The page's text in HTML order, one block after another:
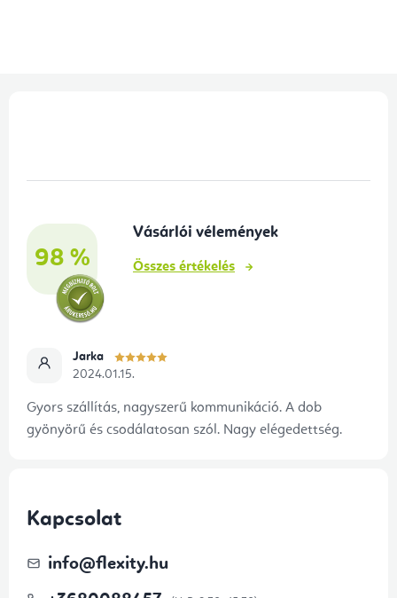
98 %
Vásárlói vélemények
Összes értékelés
Jarka
2024.01.15.
Gyors szállítás, nagyszerű kommunikáció. A dob
gyönyörű és csodálatosan szól. Nagy elégedettség.
Kapcsolat
info@flexity.hu